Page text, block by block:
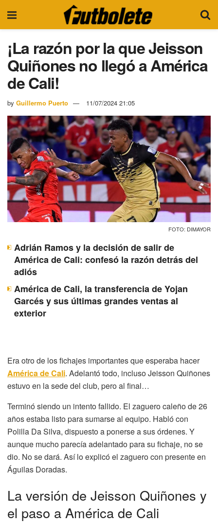
¡La razón por la que Jeisson
Quiñones no llegó a América
de Cali!
by Guillermo Puerto 11/07/2024 21:05
FOTO: DIMAYOR
Adrián Ramos y la decisión de salir de
América de Cali: confesó la razón detrás del
adiós
América de Cali, la transferencia de Yojan
Garcés y sus últimas grandes ventas al
exterior
Era otro de los fichajes importantes que esperaba hacer
América de Cali. Adelantó todo, incluso Jeisson Quiñones
estuvo en la sede del club, pero al final…
Terminó siendo un intento fallido. El zaguero caleño de 26
años estaba listo para sumarse al equipo. Habló con
Polilla Da Silva, dispuesto a ponerse a sus órdenes. Y
aunque mucho parecía adelantado para su fichaje, no se
dio. No se dará. Así lo explicó el zaguero con presente en
Águilas Doradas.
La versión de Jeisson Quiñones y
el paso a América de Cali